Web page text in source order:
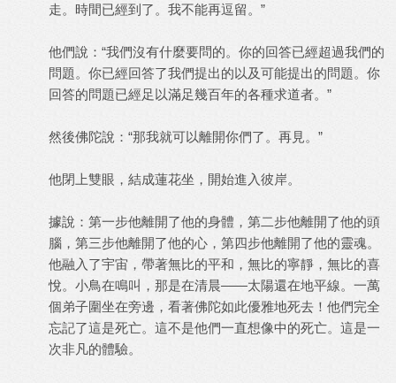
走。時間已經到了。我不能再逗留。”
他們說：“我們沒有什麼要問的。你的回答已經超過我們的
問題。你已經回答了我們提出的以及可能提出的問題。你
回答的問題已經足以滿足幾百年的各種求道者。”
然後佛陀說：“那我就可以離開你們了。再見。”
他閉上雙眼，結成蓮花坐，開始進入彼岸。
據說：第一步他離開了他的身體，第二步他離開了他的頭
腦，第三步他離開了他的心，第四步他離開了他的靈魂。
他融入了宇宙，帶著無比的平和，無比的寧靜，無比的喜
悅。小鳥在鳴叫，那是在清晨——太陽還在地平線。一萬
個弟子圍坐在旁邊，看著佛陀如此優雅地死去！他們完全
忘記了這是死亡。這不是他們一直想像中的死亡。這是一
次非凡的體驗。